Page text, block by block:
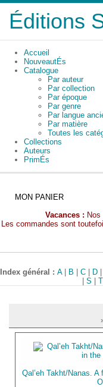
Éditions
Accueil
NouveautÉs
Catalogue
Par auteur
Par collection
Par époque
Par genre
Par langue
Par matière
Toutes les
Collections
Auteurs
PrimÉs
MON PANIER
Vacances :
Les commandes sont
Index général :A| B |C D
S T
Qal’eh Takht/Nanas.